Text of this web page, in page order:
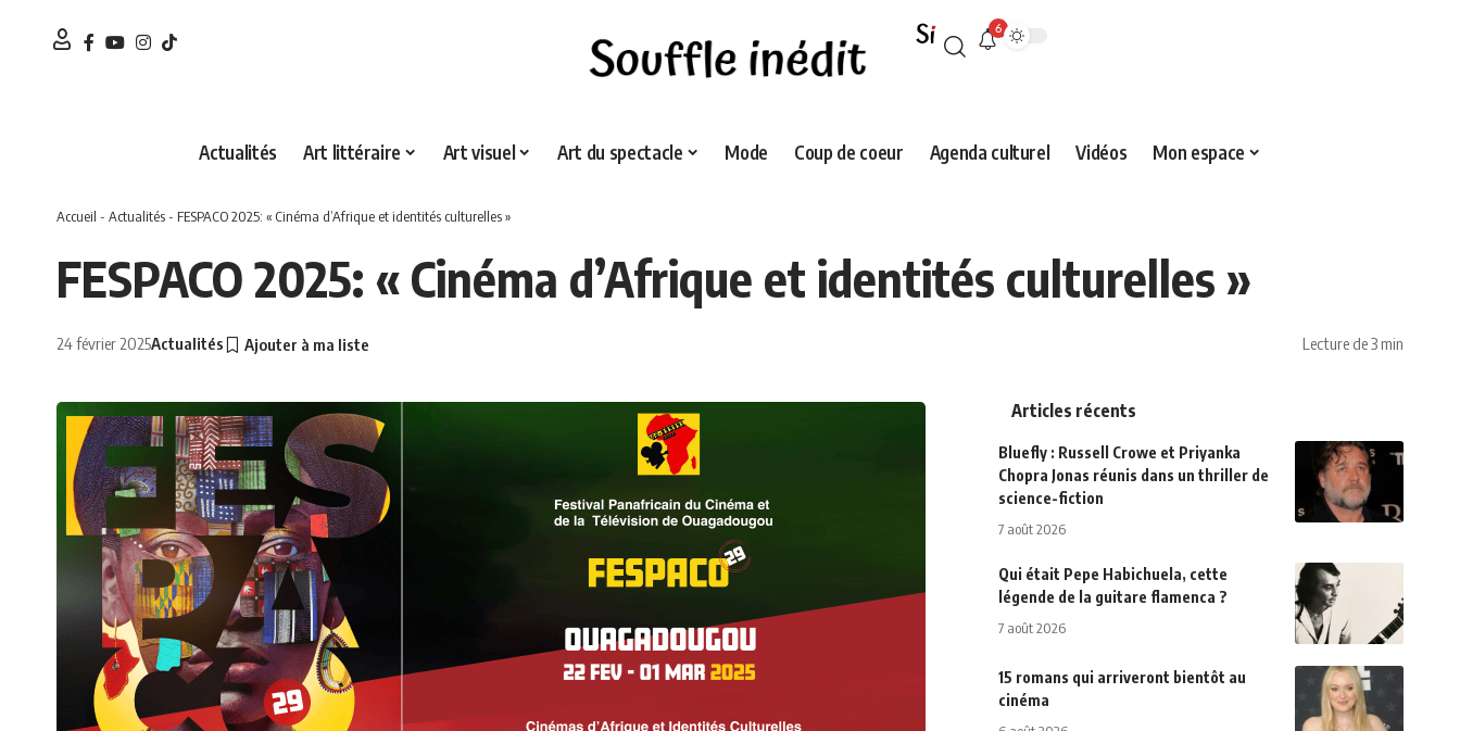
6
Actualités Art littéraire Art visuel Art du spectacle Mode Coup de coeur Agenda culturel Vidéos Mon espace
Accueil - Actualités- FESPACO 2025: « Cinéma d’Afrique et identités culturelles »
FESPACO 2025: « Cinéma d’Afrique et identités culturelles »
24 février 2025Actualités Lecture de 3 min
Articles récents
Bluefly : Russell Crowe et Priyanka
Chopra Jonas réunis dans un thriller de
science-fiction
7 août 2026
Qui était Pepe Habichuela, cette
légende de la guitare flamenca ?
7 août 2026
15 romans qui arriveront bientôt au
cinéma